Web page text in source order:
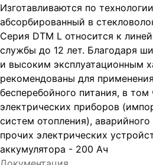
Изготавливаются по
абсорбированный в
Серия DTM L относится к
службы до 12 лет. Благодаря
и высоким эксплуатационным
рекомендованы для
бесперебойного питания, в том
электрических приборов
систем отопления),
прочих электрических
аккумулятора - 200 Ач